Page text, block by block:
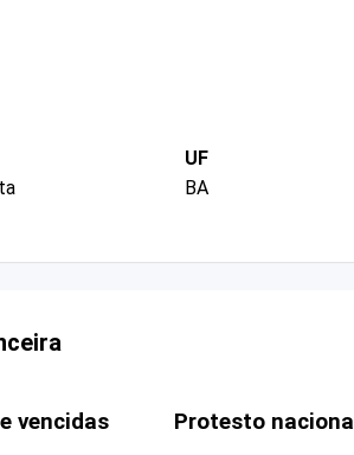
UF
BA
vencidas Protesto nacional